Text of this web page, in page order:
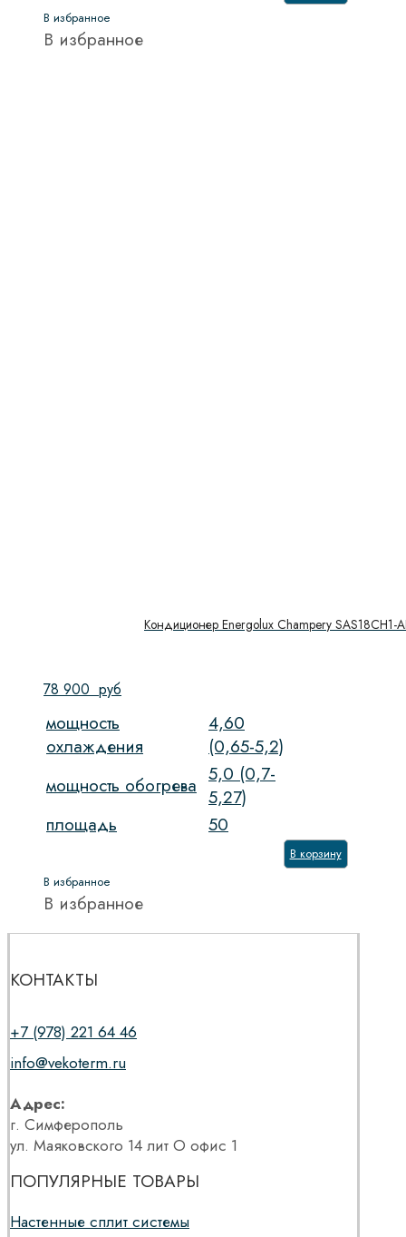
В избранное
В избранное
Кондиционер Energolux Champery SAS18CH1-
78 900 руб
мощность
охлаждения
4,60
(0,65-5,2)
мощность обогрева 5,0 (0,7-
5,27)
площадь
50
В корзину
В избранное
В избранное
КОНТАКТЫ
+7 (978) 221 64 46
info@vekoterm.ru
Адрес:
г. Симферополь
ул. Маяковского 14 лит О офис 1
ПОПУЛЯРНЫЕ ТОВАРЫ
Настенные сплит системы